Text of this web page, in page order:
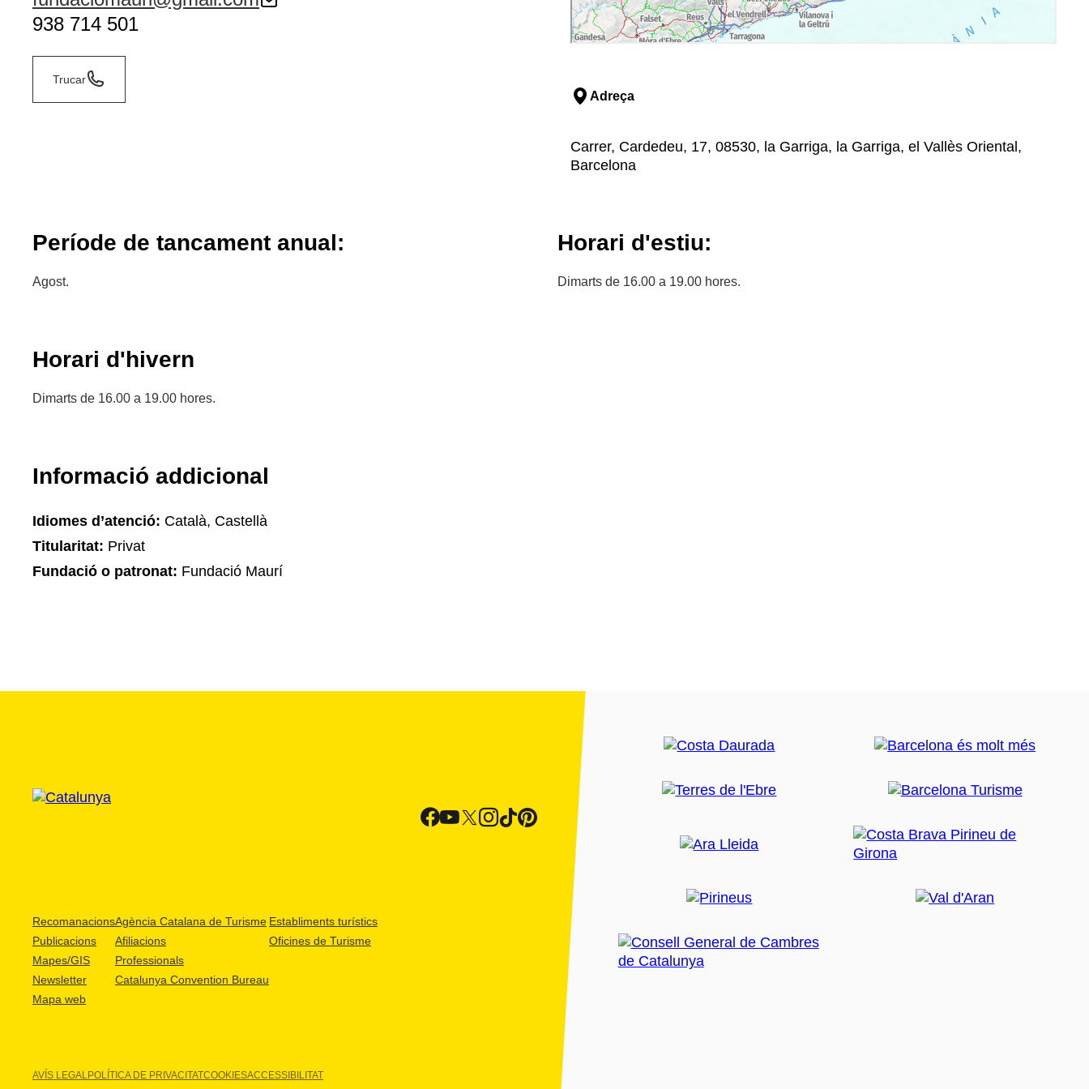
938 714 501
Trucar
Adreça
Carrer, Cardedeu, 17, 08530, la Garriga, la Garriga, el Vallès Oriental,
Barcelona
Període de tancament anual:
Agost.
Horari d'estiu:
Dimarts de 16.00 a 19.00 hores.
Horari d'hivern
Dimarts de 16.00 a 19.00 hores.
Informació addicional
Idiomes d’atenció: Català, Castellà
Titularitat: Privat
Fundació o patronat: Fundació Maurí
Recomanacions
Publicacions
Mapes/GIS
Newsletter
Mapa web
Agència Catalana de Turisme
Afiliacions
Professionals
Catalunya Convention Bureau
Establiments turístics
Oficines de Turisme
AVÍS LEGALPOLÍTICA DE PRIVACITATCOOKIESACCESSIBILITAT